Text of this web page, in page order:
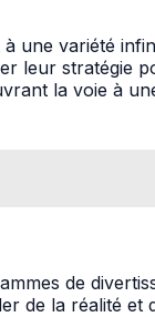
une variété
leur stratégie
la voie à
de
de la réalité et